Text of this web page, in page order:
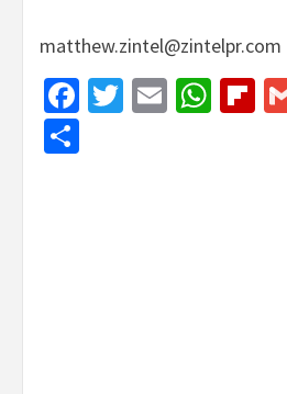
matthew.zintel@zintelpr.com
Facebook
Twitter
Email